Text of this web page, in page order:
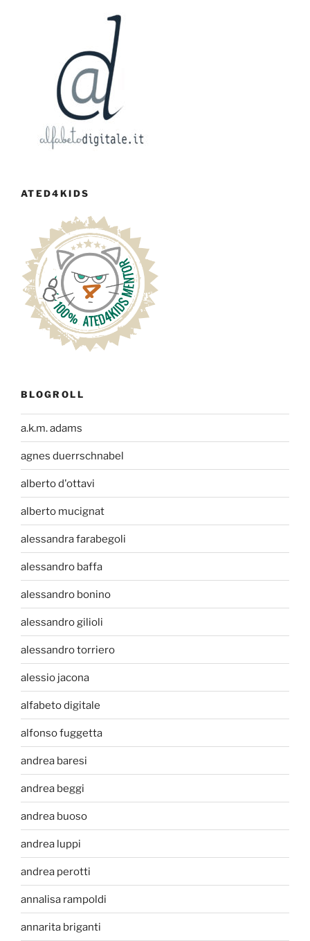
ATED4KIDS
BLOGROLL
a.k.m. adams
agnes duerrschnabel
alberto d'ottavi
alberto mucignat
alessandra farabegoli
alessandro baffa
alessandro bonino
alessandro gilioli
alessandro torriero
alessio jacona
alfabeto digitale
alfonso fuggetta
andrea baresi
andrea beggi
andrea buoso
andrea luppi
andrea perotti
annalisa rampoldi
annarita briganti